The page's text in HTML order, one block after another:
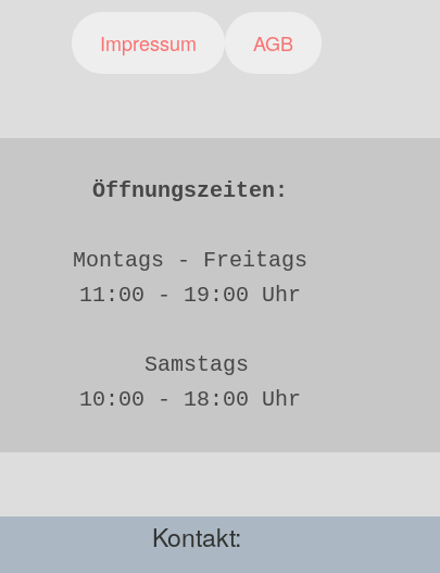
Impressum AGB
Öffnungszeiten:
Montags - Freitags
11:00 - 19:00 Uhr
Samstags
10:00 - 18:00 Uhr
Kontakt: